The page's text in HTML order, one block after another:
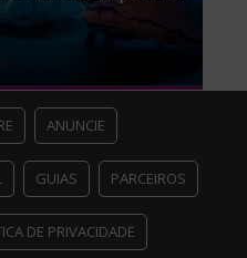
ANUNCIE
GUIAS PARCEIROS
DE PRIVACIDADE